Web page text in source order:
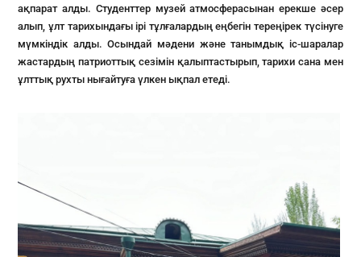
ақпарат алды. Студенттер музей атмосферасынан ерекше әсер
алып, ұлт тарихындағы ірі тұлғалардың еңбегін тереңірек түсінуге
мүмкіндік алды. Осындай мәдени және танымдық іс-шаралар
жастардың патриоттық сезімін қалыптастырып, тарихи сана мен
ұлттық рухты нығайтуға үлкен ықпал етеді.